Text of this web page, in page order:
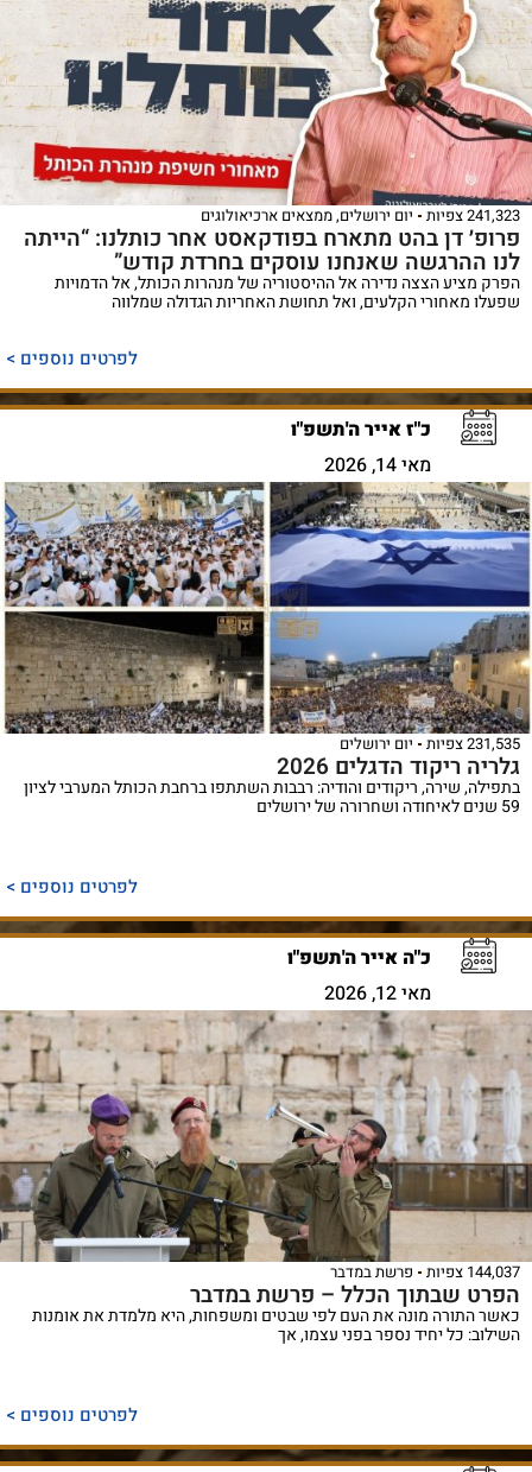
241,323 צפיות יום ירושלים,ממצאים ארכיאולוגים
פרופ׳ דן בהט מתארח בפודקאסט אחר כותלנו: “הייתה
לנו ההרגשה שאנחנו עוסקים בחרדת קודש”
הפרק מציע הצצה נדירה אל ההיסטוריה של מנהרות הכותל, אל הדמויות
שפעלו מאחורי הקלעים, ואל תחושת האחריות הגדולה שמלווה
לפרטים נוספים >
כ"ז אייר ה'תשפ"ו
מאי 14, 2026
231,535 צפיות יום ירושלים
גלריה ריקוד הדגלים 2026
בתפילה, שירה, ריקודים והודיה: רבבות השתתפו ברחבת הכותל המערבי לציון
59 שנים לאיחודה ושחרורה של ירושלים
לפרטים נוספים >
כ"ה אייר ה'תשפ"ו
מאי 12, 2026
144,037 צפיות פרשת במדבר
הפרט שבתוך הכלל – פרשת במדבר
כאשר התורה מונה את העם לפי שבטים ומשפחות, היא מלמדת את אומנות
השילוב: כל יחיד נספר בפני עצמו, אך
לפרטים נוספים >